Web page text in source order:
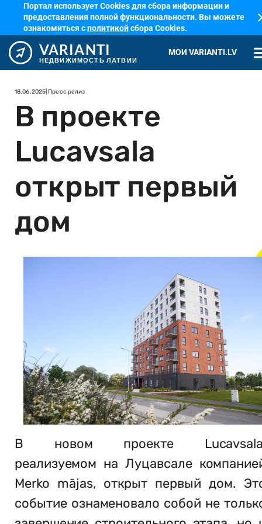
Портал использует Cookies для сбора информации и
предоставления полной функциональности. Вы можете
ознакомиться сполитикойсбора Cookies.
VARIANTI
НЕДВИЖИМОСТЬ ЛАТВИИ
МОИ VARIANTI.LV
18.06.2025 | Пресс релиз
В проекте
Lucavsala
открыт первый
дом
В новом проекте
реализуемом на Луцавсале
Merko mājas, открыт первый дом.
событие ознаменовало собой не